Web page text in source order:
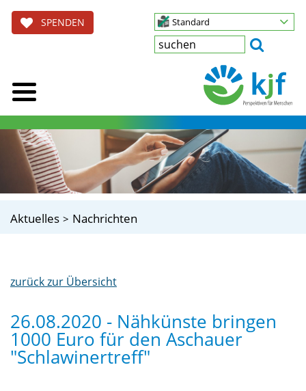
SPENDEN Standard
Aktuelles Nachrichten
zurück zur Übersicht
26.08.2020 - Nähkünste bringen
1000 Euro für den Aschauer
"Schlawinertreff"